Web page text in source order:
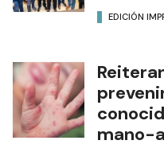
EDICIÓN
mano-